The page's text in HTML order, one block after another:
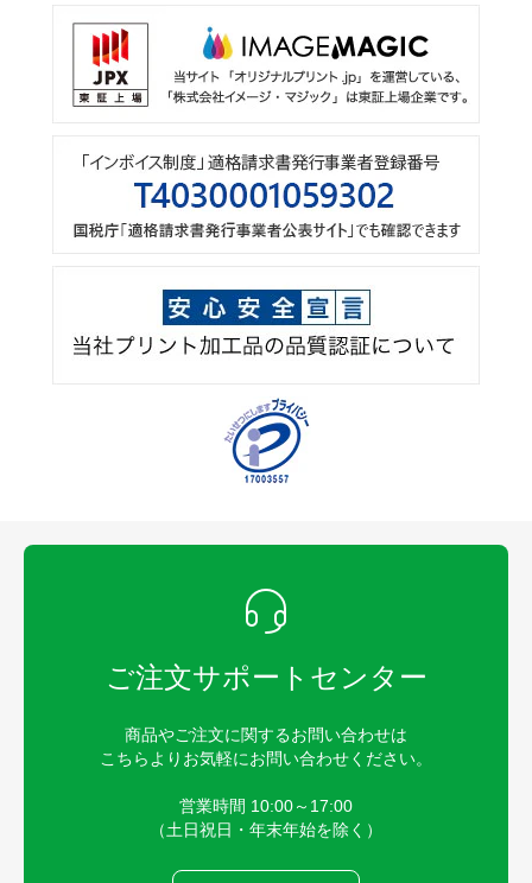
ご注文サポートセンター
商品やご注文に関するお問い合わせは
こちらよりお気軽にお問い合わせください。
営業時間 10:00～17:00
（土日祝日・年末年始を除く）